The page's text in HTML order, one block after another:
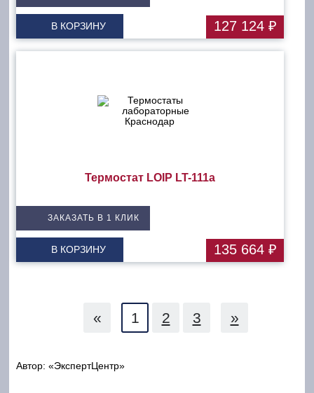
В КОРЗИНУ 127 124 ₽
Термостат LOIP LT-111a
ЗАКАЗАТЬ В 1 КЛИК
В КОРЗИНУ 135 664 ₽
« 1 2 3 »
Автор: «ЭкспертЦентр»